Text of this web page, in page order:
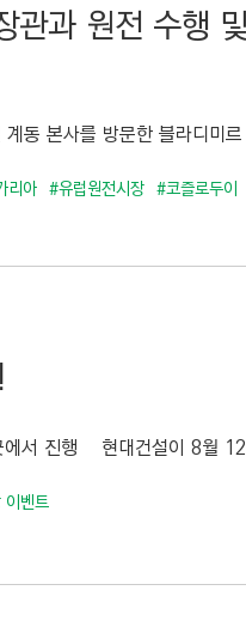
관과 원전 수행
동 본사를 방문한 블라디미
리아 #유럽원전시장 #코즐로두이
에서 진행 현대건설이 8월
벤트